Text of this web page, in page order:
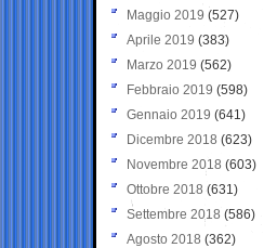
Maggio 2019 (527)
Aprile 2019 (383)
Marzo 2019 (562)
Febbraio 2019 (598)
Gennaio 2019 (641)
Dicembre 2018 (623)
Novembre 2018 (603)
Ottobre 2018 (631)
Settembre 2018 (586)
Agosto 2018 (362)